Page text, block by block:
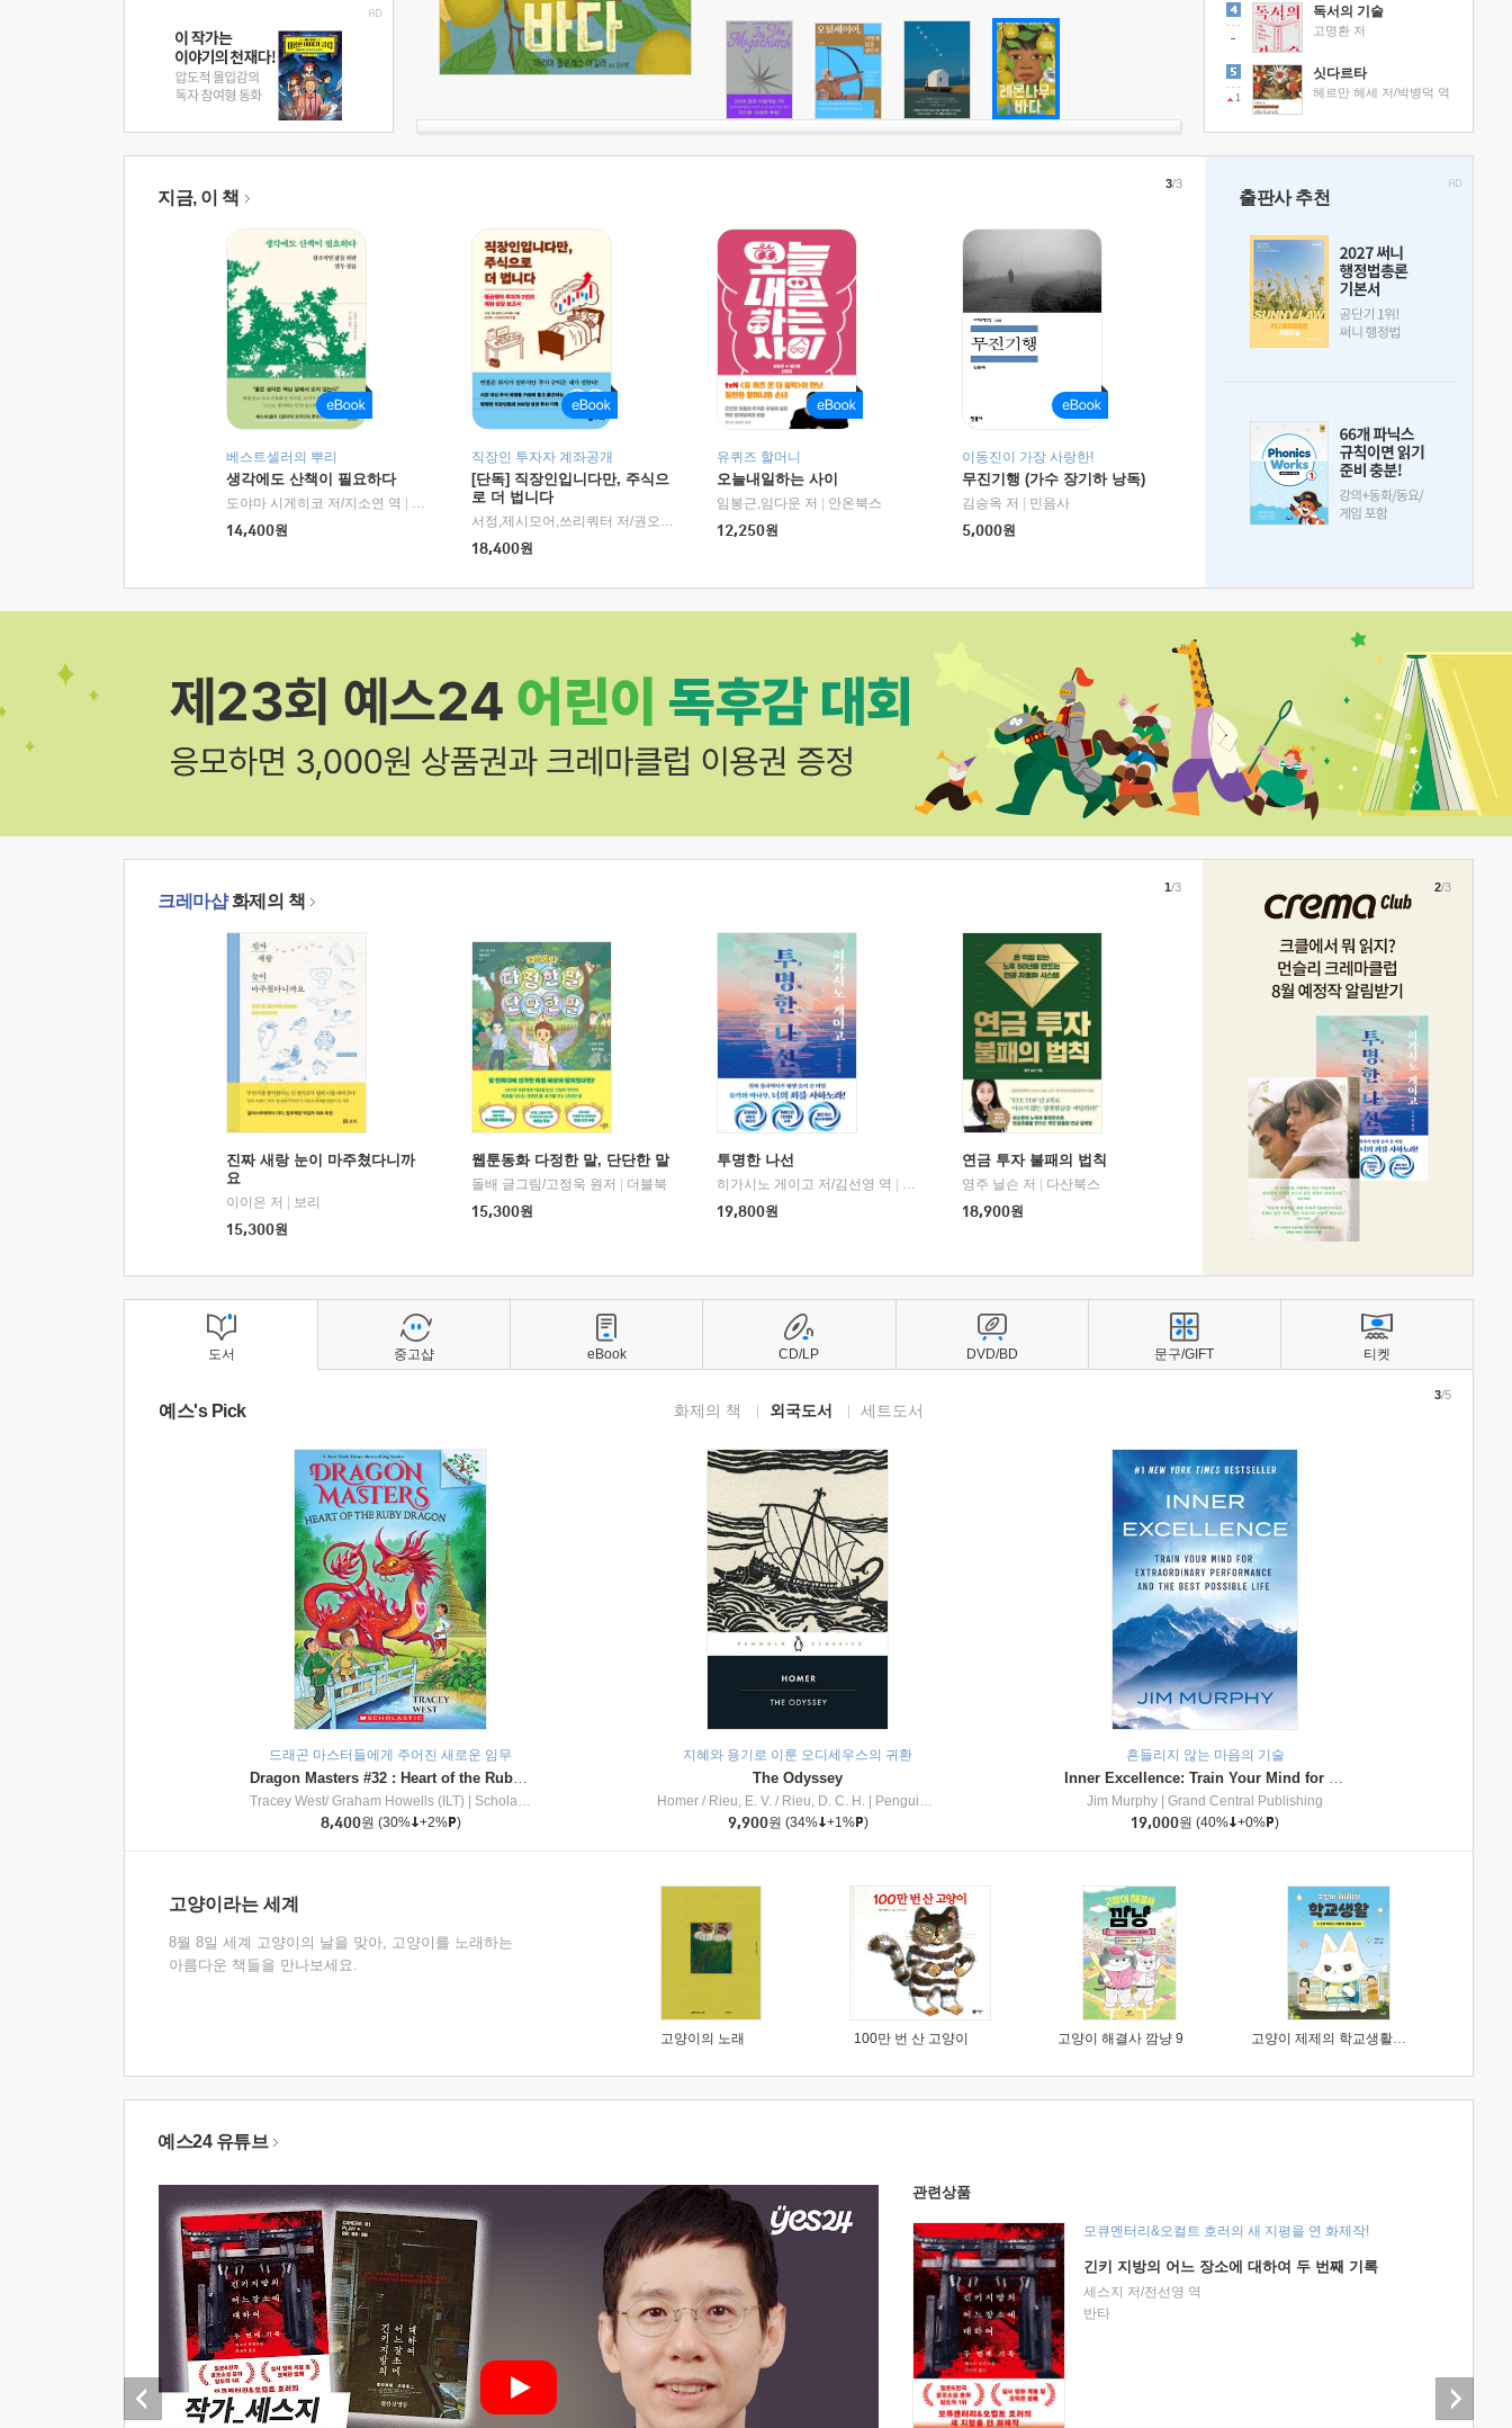
독서의 기술
고명환 저
1
싯다르타
헤르만 헤세 저/박병덕 역
지금, 이 책
베스트셀러의 뿌리
생각에도 산책이 필요하다
도야마 시게히코 저/지소연 역
알에이치코리아(RHK)
14,400원
직장인 투자자 계좌공개
[단독] 직장인입니다만, 주식으
로 더 법니다
서정,제시모어,쓰리쿼터 저/권오태,시그널리포트 편
18,400원
유퀴즈 할머니
오늘내일하는 사이
임봉근,임다운 저
안온북스
12,250원
이동진이 가장 사랑한!
무진기행 (가수 장기하 낭독)
김승옥 저
민음사
5,000원
3/3
출판사 추천
크레마샵화제의 책
진짜 새랑 눈이 마주쳤다니까
요
이이은 저
보리
15,300원
웹툰동화 다정한 말, 단단한 말
돌배 글그림/고정욱 원저
더블북
15,300원
투명한 나선
히가시노 게이고 저/김선영 역
북다
19,800원
연금 투자 불패의 법칙
영주 닐슨 저
다산북스
18,900원
1/3 2/3
도서
예스's Pick 화제의 책 외국도서 세트도서
드래곤 마스터들에게 주어진 새로운 임무
Dragon Masters #32 : Heart of the Ruby Dragon (A Branches Book)
Tracey West/ Graham Howells (ILT)
Scholastic Inc
8,400원 (30% +2% )
지혜와 용기로 이룬 오디세우스의 귀환
The Odyssey
Homer / Rieu, E. V. / Rieu, D. C. H.
Penguin Group
9,900원 (34% +1% )
흔들리지 않는 마음의 기술
Inner Excellence: Train Your Mind for Extraordinary Performance and the Best Possible Life
Jim Murphy
Grand Central Publishing
19,000원 (40% +0% )
3/5
고양이라는 세계
8월 8일 세계 고양이의 날을 맞아, 고양이를 노래하는
아름다운 책들을 만나보세요.
고양이의 노래 100만 번 산 고양이 고양이 해결사 깜냥 9 고양이 제제의 학교생활 1 : 초등학생이 이렇게 힘들 줄이야
중고샵 eBook CD/LP DVD/BD 문구/GIFT 티켓
예스24 유튜브
관련상품
모큐멘터리&오컬트 호러의 새 지평을 연 화제작!
긴키 지방의 어느 장소에 대하여 두 번째 기록
세스지 저/전선영 역
반타